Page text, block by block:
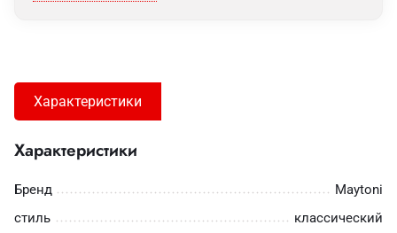
Характеристики
Характеристики
Бренд
Maytoni
стиль
классический